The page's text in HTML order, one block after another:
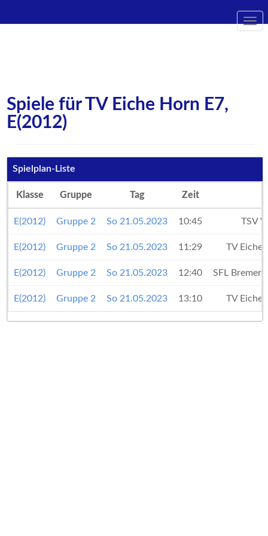
Spiele für TV Eiche Horn E7,
E(2012)
Spielplan-Liste
Klasse Gruppe Tag Zeit
E(2012) Gruppe 2 So 21.05.2023 10:45 TSV
E(2012) Gruppe 2 So 21.05.2023 11:29 TV Eiche
E(2012) Gruppe 2 So 21.05.2023 12:40 SFL
E(2012) Gruppe 2 So 21.05.2023 13:10 TV Eiche